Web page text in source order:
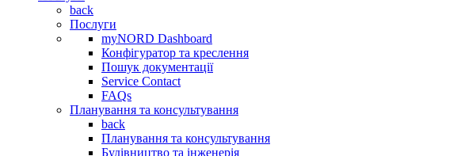
back
Послуги
myNORD Dashboard
Конфігуратор та креслення
Пошук документації
Service Contact
FAQs
Планування та консультування
back
Планування та консультування
Будівництво та інженерія